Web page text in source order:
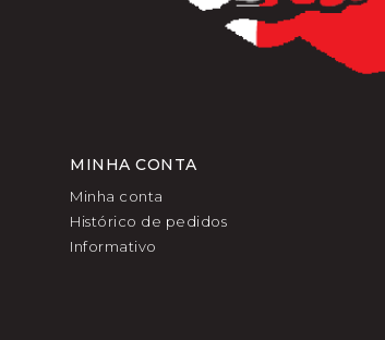
MINHA CONTA
Minha conta
Histórico de pedidos
Informativo